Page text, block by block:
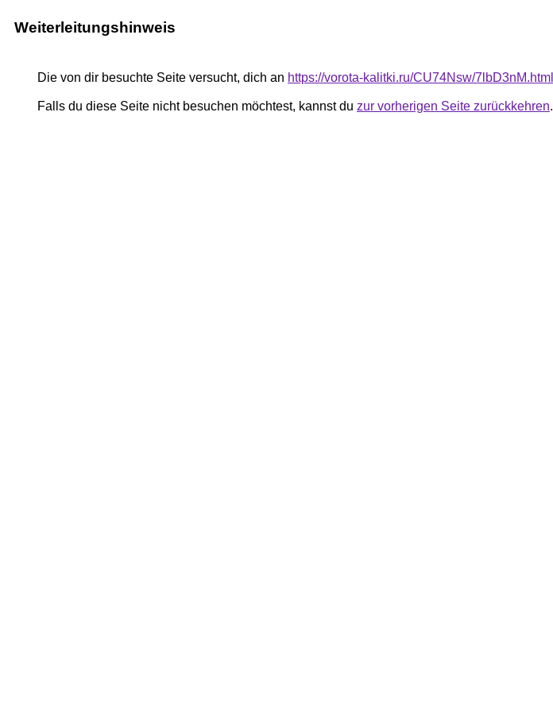
Weiterleitungshinweis
Die von dir besuchte Seite versucht, dich an https://vorota-kalitki.ru/CU74Nsw/7lbD3nM.html
Falls du diese Seite nicht besuchen möchtest, kannst du zur vorherigen Seite zurückkehren.